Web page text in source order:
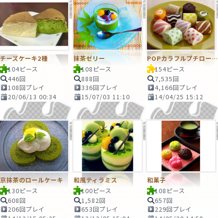
チーズケーキ2種
104ピース
446回
108回プレイ
20/06/13 00:34
抹茶ゼリー
108ピース
888回
336回プレイ
15/07/03 11:10
POPカラフルプチロールケーキ
154ピース
7,535回
4,166回プレイ
14/04/25 15:12
京抹茶のロールケーキ
130ピース
608回
206回プレイ
和風ティラミス
100ピース
1,582回
653回プレイ
和菓子
108ピース
657回
229回プレイ